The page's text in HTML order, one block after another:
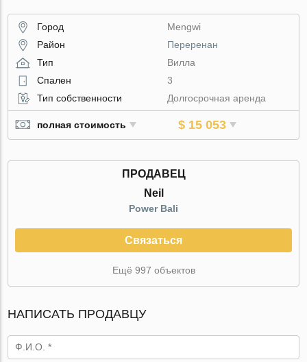
Город
Mengwi
Район
Переренан
Тип
Вилла
Спален
3
Тип собственности
Долгосрочная аренда
полная стоимость $ 15 053
ПРОДАВЕЦ
Neil
Power Bali
Связаться
Ещё 997 объектов
НАПИСАТЬ ПРОДАВЦУ